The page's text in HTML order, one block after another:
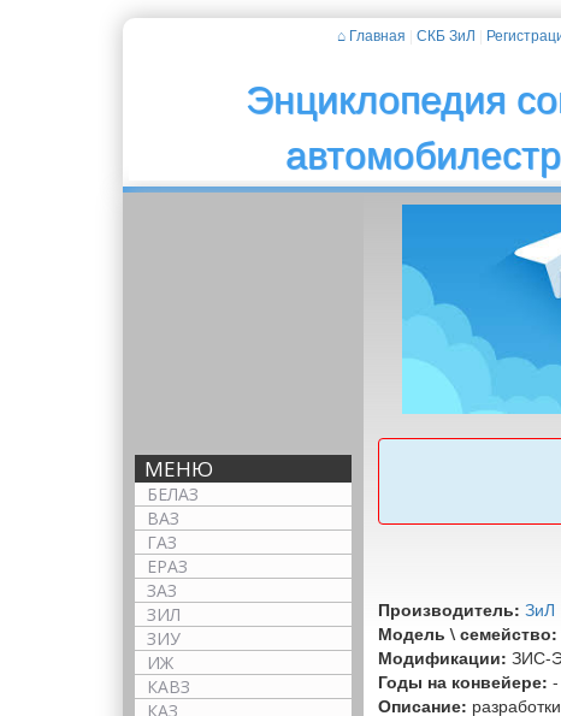
⌂ Главная СКБ ЗиЛ
Энциклопедия
МЕНЮ
БЕЛАЗ
ВАЗ
ГАЗ
ЕРАЗ
ЗАЗ
ЗИЛ
ЗИУ
ИЖ
КАВЗ
КАЗ
Производитель: ЗиЛ
Модель \ семейство:
Модификации: ЗИС-
Годы на конвейере: -
Описание: